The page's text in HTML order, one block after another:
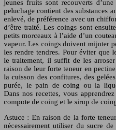
jeunes fruits sont recouverts
peluchage contient des substances
enlevé, de préférence avec un
d’être traité. Les coings sont
petits morceaux à l’aide d’un
vapeur. Les coings doivent mijoter
les rendre tendres. Pour éviter que
le traitement, il suffit de les
raison de leur forte teneur en
la cuisson des confitures, des
purée, le pain de coing ou la
Dans nos recettes, vous
compote de coing et le sirop de
Astuce : En raison de la forte
nécessairement utiliser du sucre